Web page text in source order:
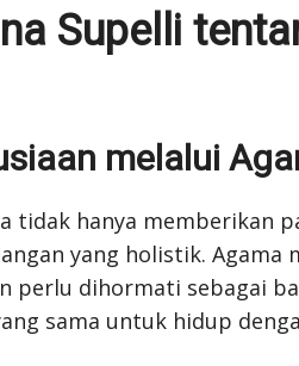
Supelli
melalui
tidak hanya memberikan
yang holistik. Agama
perlu dihormati sebagai
sama untuk hidup